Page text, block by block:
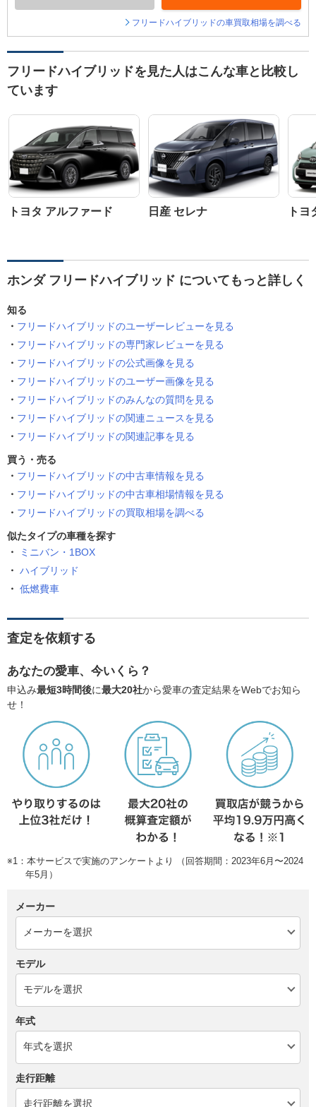
フリードハイブリッドの車買取相場を調べる
フリードハイブリッドを見た人はこんな車と比較し
ています
トヨタ アルファード 日産 セレナ ト
ホンダ フリードハイブリッド についてもっと詳しく
知る
フリードハイブリッドのユーザーレビューを見る
フリードハイブリッドの専門家レビューを見る
フリードハイブリッドの公式画像を見る
フリードハイブリッドのユーザー画像を見る
フリードハイブリッドのみんなの質問を見る
フリードハイブリッドの関連ニュースを見る
フリードハイブリッドの関連記事を見る
買う・売る
フリードハイブリッドの中古車情報を見る
フリードハイブリッドの中古車相場情報を見る
フリードハイブリッドの買取相場を調べる
似たタイプの車種を探す
ミニバン・1BOX
ハイブリッド
低燃費車
査定を依頼する
あなたの愛車、今いくら？
申込み最短3時間後に最大20社から愛車の査定結果をWebでお知ら
せ！
※1：本サービスで実施のアンケートより （回答期間：2023年6月〜2024
年5月）
メーカー
モデル
年式
走行距離